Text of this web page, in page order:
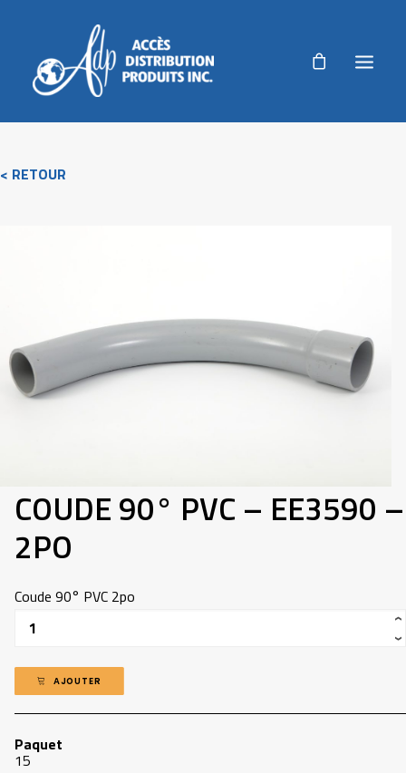
AUTORISATION DE RETOUR
ACCUEIL
NOUS JOINDRE
FACEBOOK
< RETOUR
COUDE 90° PVC – EE3590 –
2PO
Coude 90° PVC 2po
‹
›
AJOUTER
Paquet
15